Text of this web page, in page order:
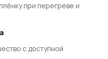
при перегреве и
с доступной